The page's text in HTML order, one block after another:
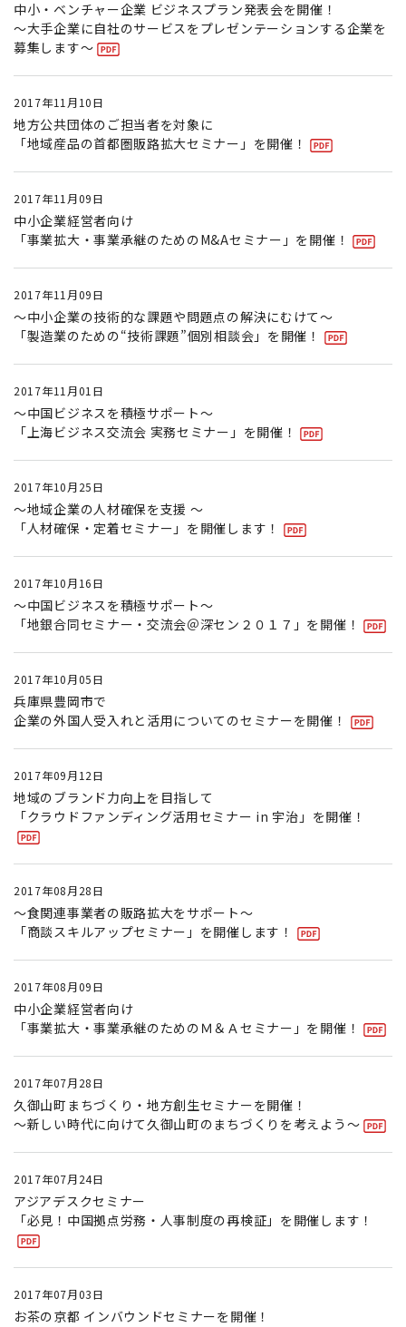
中小・ベンチャー企業 ビジネスプラン発表会を開催！
〜大手企業に自社のサービスをプレゼンテーションする企業を
募集します〜
2017年11月10日
地方公共団体のご担当者を対象に
「地域産品の首都圏販路拡大セミナー」を開催！
2017年11月09日
中小企業経営者向け
「事業拡大・事業承継のためのM&Aセミナー」を開催！
2017年11月09日
〜中小企業の技術的な課題や問題点の解決にむけて〜
「製造業のための“技術課題”個別相談会」を開催！
2017年11月01日
〜中国ビジネスを積極サポート〜
「上海ビジネス交流会 実務セミナー」を開催！
2017年10月25日
〜地域企業の人材確保を支援 〜
「人材確保・定着セミナー」を開催します！
2017年10月16日
～中国ビジネスを積極サポート～
「地銀合同セミナー・交流会＠深セン２０１７」を開催！
2017年10月05日
兵庫県豊岡市で
企業の外国人受入れと活用についてのセミナーを開催！
2017年09月12日
地域のブランド力向上を目指して
「クラウドファンディング活用セミナー in 宇治」を開催！
2017年08月28日
〜食関連事業者の販路拡大をサポート〜
「商談スキルアップセミナー」を開催します！
2017年08月09日
中小企業経営者向け
「事業拡大・事業承継のためのＭ＆Ａセミナー」を開催！
2017年07月28日
久御山町まちづくり・地方創生セミナーを開催！
〜新しい時代に向けて久御山町のまちづくりを考えよう〜
2017年07月24日
アジアデスクセミナー
「必見！中国拠点労務・人事制度の再検証」を開催します！
2017年07月03日
お茶の京都 インバウンドセミナーを開催！